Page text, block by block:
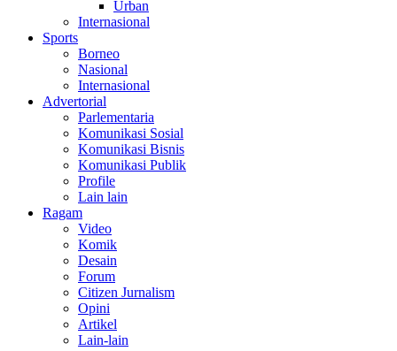
Urban
Internasional
Sports
Borneo
Nasional
Internasional
Advertorial
Parlementaria
Komunikasi Sosial
Komunikasi Bisnis
Komunikasi Publik
Profile
Lain lain
Ragam
Video
Komik
Desain
Forum
Citizen Jurnalism
Opini
Artikel
Lain-lain